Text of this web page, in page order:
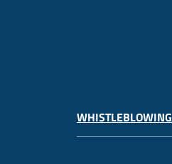
WHISTLEBLOWING